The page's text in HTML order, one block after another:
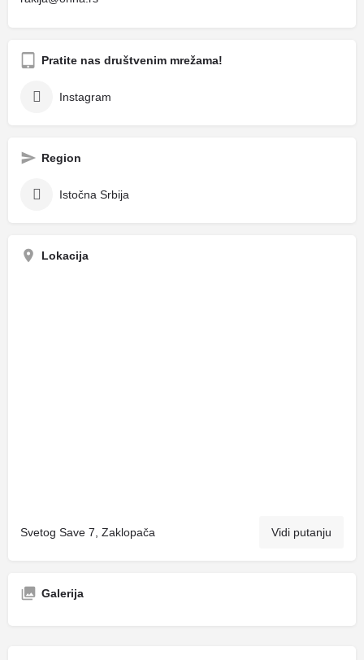
Pratite nas društvenim mrežama!
Instagram
Region
Istočna Srbija
Lokacija
Svetog Save 7, Zaklopača Vidi putanju
Galerija